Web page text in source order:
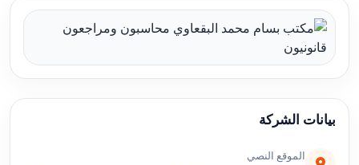
بيانات الشركة
الموقع النصي